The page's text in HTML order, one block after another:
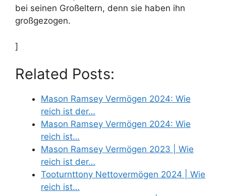
bei seinen Großeltern, denn sie haben ihn
großgezogen.
]
Related Posts:
Mason Ramsey Vermögen 2024: Wie
reich ist der…
Mason Ramsey Vermögen 2024: Wie
reich ist…
Mason Ramsey Vermögen 2023 | Wie
reich ist der…
Tooturnttony Nettovermögen 2024 | Wie
reich ist…